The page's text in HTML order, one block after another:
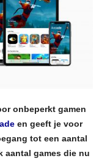
onbeperkt gamen
en geeft je voor
tot een aantal
aantal games die nu